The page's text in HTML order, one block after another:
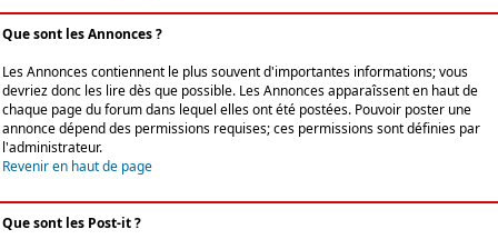
Que sont les Annonces ?
Les Annonces contiennent le plus souvent d'importantes informations; vous
devriez donc les lire dès que possible. Les Annonces apparaîssent en haut de
chaque page du forum dans lequel elles ont été postées. Pouvoir poster une
annonce dépend des permissions requises; ces permissions sont définies par
l'administrateur.
Revenir en haut de page
Que sont les Post-it ?